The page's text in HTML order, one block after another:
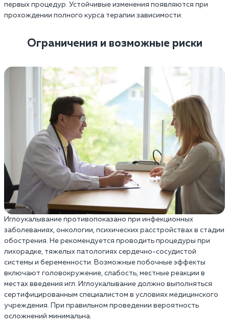
первых процедур. Устойчивые изменения появляются при
прохождении полного курса терапии зависимости.
Ограничения и возможные риски
Иглоукалывание противопоказано при инфекционных
заболеваниях, онкологии, психических расстройствах в стадии
обострения. Не рекомендуется проводить процедуры при
лихорадке, тяжелых патологиях сердечно-сосудистой
системы и беременности. Возможные побочные эффекты
включают головокружение, слабость, местные реакции в
местах введения игл. Иглоукалывание должно выполняться
сертифицированным специалистом в условиях медицинского
учреждения. При правильном проведении вероятность
осложнений минимальна.